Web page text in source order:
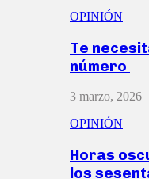
OPINIÓN
Te
número
3 marzo, 2026
OPINIÓN
Horas
los